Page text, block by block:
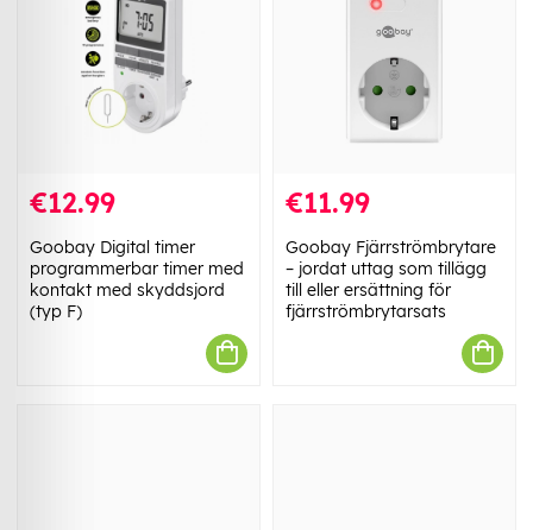
€12.99
Goobay Digital timer
programmerbar timer med
kontakt med skyddsjord
(typ F)
€11.99
Goobay Fjärrströmbrytare
– jordat uttag som tillägg
till eller ersättning för
fjärrströmbrytarsats